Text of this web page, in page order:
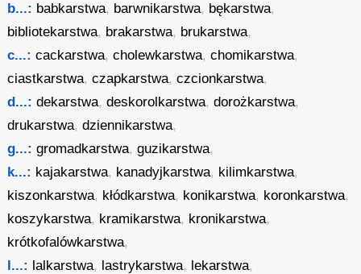
b...: babkarstwa, barwnikarstwa, bękarstwa,
bibliotekarstwa, brakarstwa, brukarstwa,
c...: cackarstwa,cholewkarstwa,chomikarstwa,
ciastkarstwa,czapkarstwa,czcionkarstwa,
d...: dekarstwa,deskorolkarstwa,dorożkarstwa,
drukarstwa,dziennikarstwa,
g...: gromadkarstwa,guzikarstwa,
k...: kajakarstwa, kanadyjkarstwa, kilimkarstwa,
kiszonkarstwa, kłódkarstwa, konikarstwa, koronkarstwa,
koszykarstwa, kramikarstwa, kronikarstwa,
krótkofalówkarstwa,
l...: lalkarstwa, lastrykarstwa, lekarstwa,